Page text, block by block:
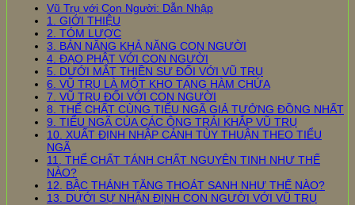
Vũ Trụ với Con Người: Dẫn Nhập
1. GIỚI THIỆU
2. TÓM LƯỢC
3. BẢN NĂNG KHẢ NĂNG CON NGƯỜI
4. ĐẠO PHẬT VỚI CON NGƯỜI
5. DƯỚI MẮT THIỀN SƯ ĐỐI VỚI VŨ TRỤ
6. VŨ TRỤ LÀ MỘT KHO TẠNG HÀM CHỨA
7. VŨ TRỤ ĐỐI VỚI CON NGƯỜI
8. THỂ CHẤT CÙNG TIỂU NGÃ GIẢ TƯỞNG ĐỒNG NHẤT
9. TIỂU NGÃ CỦA CÁC ÔNG TRẢI KHẮP VŨ TRỤ
10. XUẤT ĐỊNH NHẬP CẢNH TÙY THUẬN THEO TIỂU
NGÃ
11. THỂ CHẤT TÁNH CHẤT NGUYÊN TINH NHƯ THẾ
NÀO?
12. BẬC THÁNH TĂNG THOÁT SANH NHƯ THẾ NÀO?
13. DƯỚI SỰ NHẬN ĐỊNH CON NGƯỜI VỚI VŨ TRỤ